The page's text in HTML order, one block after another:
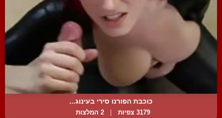
כוכבת הפורנו סירי בעינוג...
3179 צפיות | 2 המלצות